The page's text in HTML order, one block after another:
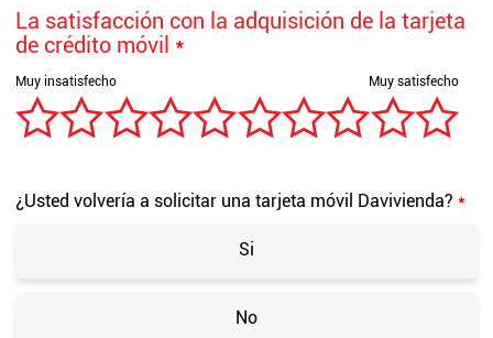
La satisfacción con la adquisición de la tarjeta
de crédito móvil *
¿Usted volvería a solicitar una tarjeta móvil Davivienda? *
Si
No